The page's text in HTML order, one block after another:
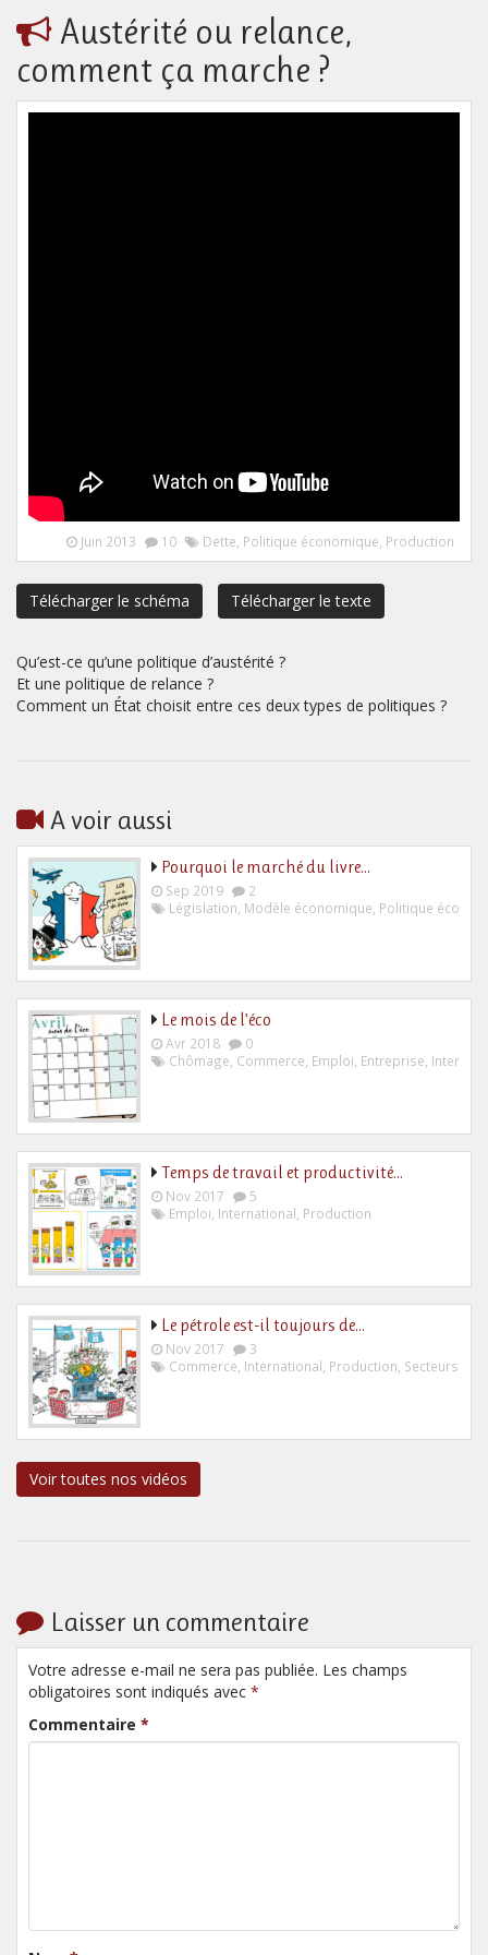
Austérité ou relance,
comment ça marche ?
Juin 2013 10 Dette Politique économique Production
Télécharger le schéma Télécharger le texte
Qu’est-ce qu’une politique d’austérité ?
Et une politique de relance ?
Comment un État choisit entre ces deux types de politiques ?
A voir aussi
Pourquoi le marché du livre…
Sep 2019
2
Législation Modèle économique Politique
Le mois de l’éco
Avr 2018
0
Chômage Commerce Emploi Entreprise
Temps de travail et productivité…
Nov 2017
5
Emploi International Production
Le pétrole est-il toujours de…
Nov 2017
3
Commerce International Production Secteurs
Voir toutes nos vidéos
Laisser un commentaire
Votre adresse e-mail ne sera pas publiée. Les champs
obligatoires sont indiqués avec *
Commentaire *